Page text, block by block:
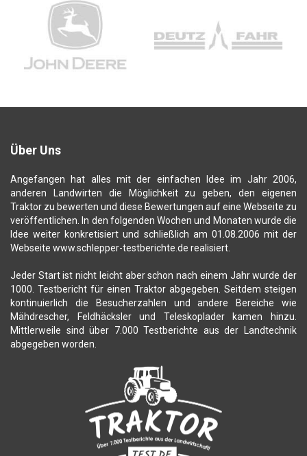
Über Uns
Angefangen hat alles mit der einfachen Idee im Jahr 2006,
anderen Landwirten die Möglichkeit zu geben, den eigenen
Traktor zu bewerten und diese Bewertungen auf eine Webseite zu
veröffentlichen. In den folgenden Wochen und Monaten wurde die
Idee weiter konkretisiert und schließlich am 01.08.2006 mit der
Webseite www.schlepper-testberichte.de realisiert.
Jeder Start ist nicht leicht aber schon nach einem Jahr wurde der
1000. Testbericht für einen Traktor abgegeben. Seitdem steigen
kontinuierlich die Besucherzahlen und andere Bereiche wie
Mähdrescher, Feldhäcksler und Teleskoplader kamen hinzu.
Mittlerweile sind über 7.000 Testberichte aus der Landtechnik
abgegeben worden.